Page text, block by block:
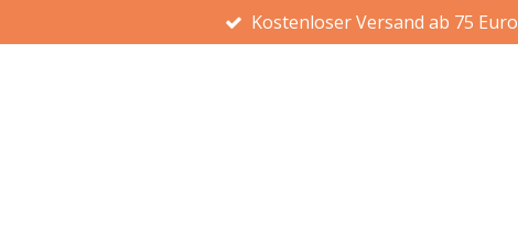
Hauptinhalt
Kostenloser Versand ab 75 Euro